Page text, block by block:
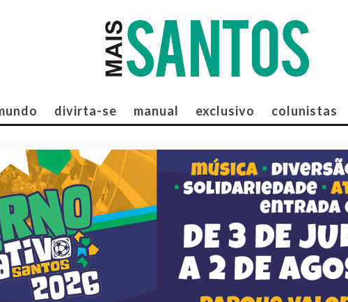
divirta-se manual exclusivo colunistas